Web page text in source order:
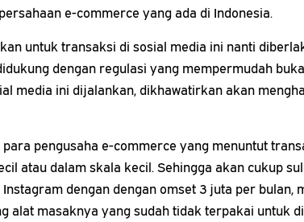
e-commerce yang ada di Indonesia.
untuk transaksi di sosial media ini nanti
dengan regulasi yang mempermudah
media ini dijalankan, dikhawatirkan akan
pengusaha e-commerce yang menuntut
atau dalam skala kecil. Sehingga akan cukup
dengan dengan omset 3 juta per
alat masaknya yang sudah tidak terpakai untuk